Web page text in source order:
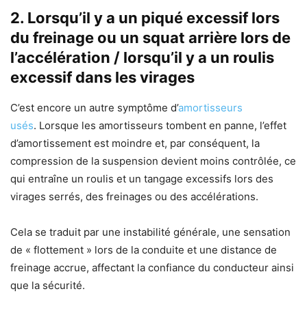
2. Lorsqu’il y a un piqué excessif lors
du freinage ou un squat arrière lors de
l’accélération / lorsqu’il y a un roulis
excessif dans les virages
C’est encore un autre symptôme d’amortisseurs
usés. Lorsque les amortisseurs tombent en panne, l’effet
d’amortissement est moindre et, par conséquent, la
compression de la suspension devient moins contrôlée, ce
qui entraîne un roulis et un tangage excessifs lors des
virages serrés, des freinages ou des accélérations.
Cela se traduit par une instabilité générale, une sensation
de « flottement » lors de la conduite et une distance de
freinage accrue, affectant la confiance du conducteur ainsi
que la sécurité.